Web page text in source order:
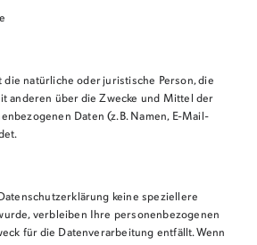
natürliche oder juristische Person, die
anderen über die Zwecke und Mittel der
Daten (z.B. Namen, E-Mail-
keine speziellere
verbleiben Ihre personenbezogenen
für die Datenverarbeitung entfällt. Wenn